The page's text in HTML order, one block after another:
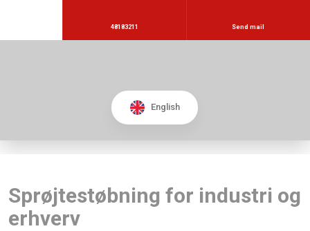
48183211 Send mail
English
Sprøjtestøbning for industri og
erhverv